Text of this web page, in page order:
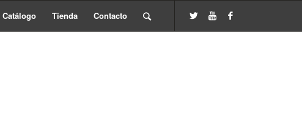
Catálogo Tienda Contacto